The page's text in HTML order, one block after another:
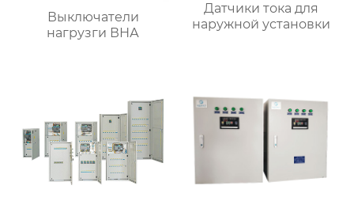
Выключатели
нагрузги ВНА
Датчики тока для
наружной установки